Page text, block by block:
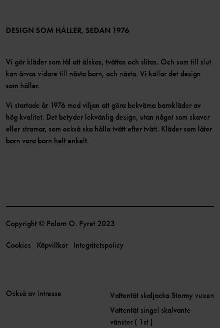
Bli medlem
DESIGN SOM HÅLLER, SEDAN 1976
Vi gör kläder som tål att älskas, tvättas och slitas. Och som till slut
kan ärvas vidare till nästa barn, och nästa. Vi kallar det design
som håller.
Vi startade år 1976 med viljan att göra bekväma barnkläder av
hög kvalitet. Det betyder lekvänlig design, utan något som skaver
eller stramar, som också ska hålla tvätt efter tvätt. Kläder som låter
barn vara barn helt enkelt.
Copyright © Polarn O. Pyret 2023
Cookies Köpvillkor Integritetspolicy
Också av intresse
Vattentät skaljacka Stormy vuxen
Vattentät singel skalvante
vänster ( 1st )